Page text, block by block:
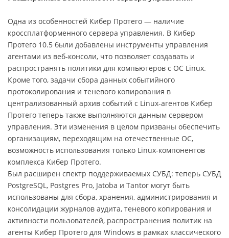
Одна из особенностей Кибер Протего — наличие
кроссплатформенного сервера управления. В Кибер
Протего 10.5 были добавлены инструменты управления
агентами из веб-консоли, что позволяет создавать и
распространять политики для компьютеров с ОС Linux.
Кроме того, задачи сбора данных событийного
протоколирования и теневого копирования в
централизованный архив событий c Linux-агентов Кибер
Протего теперь также выполняются данным сервером
управления. Эти изменения в целом призваны обеспечить
организациям, переходящим на отечественные ОС,
возможность использования только Linux-компонентов
комплекса Кибер Протего.
Был расширен спектр поддерживаемых СУБД: теперь СУБД
PostgreSQL, Postgres Pro, Jatoba и Tantor могут быть
использованы для сбора, хранения, администрирования и
консолидации журналов аудита, теневого копирования и
активности пользователей, распространения политик на
агенты Кибер Протего для Windows в рамках классического